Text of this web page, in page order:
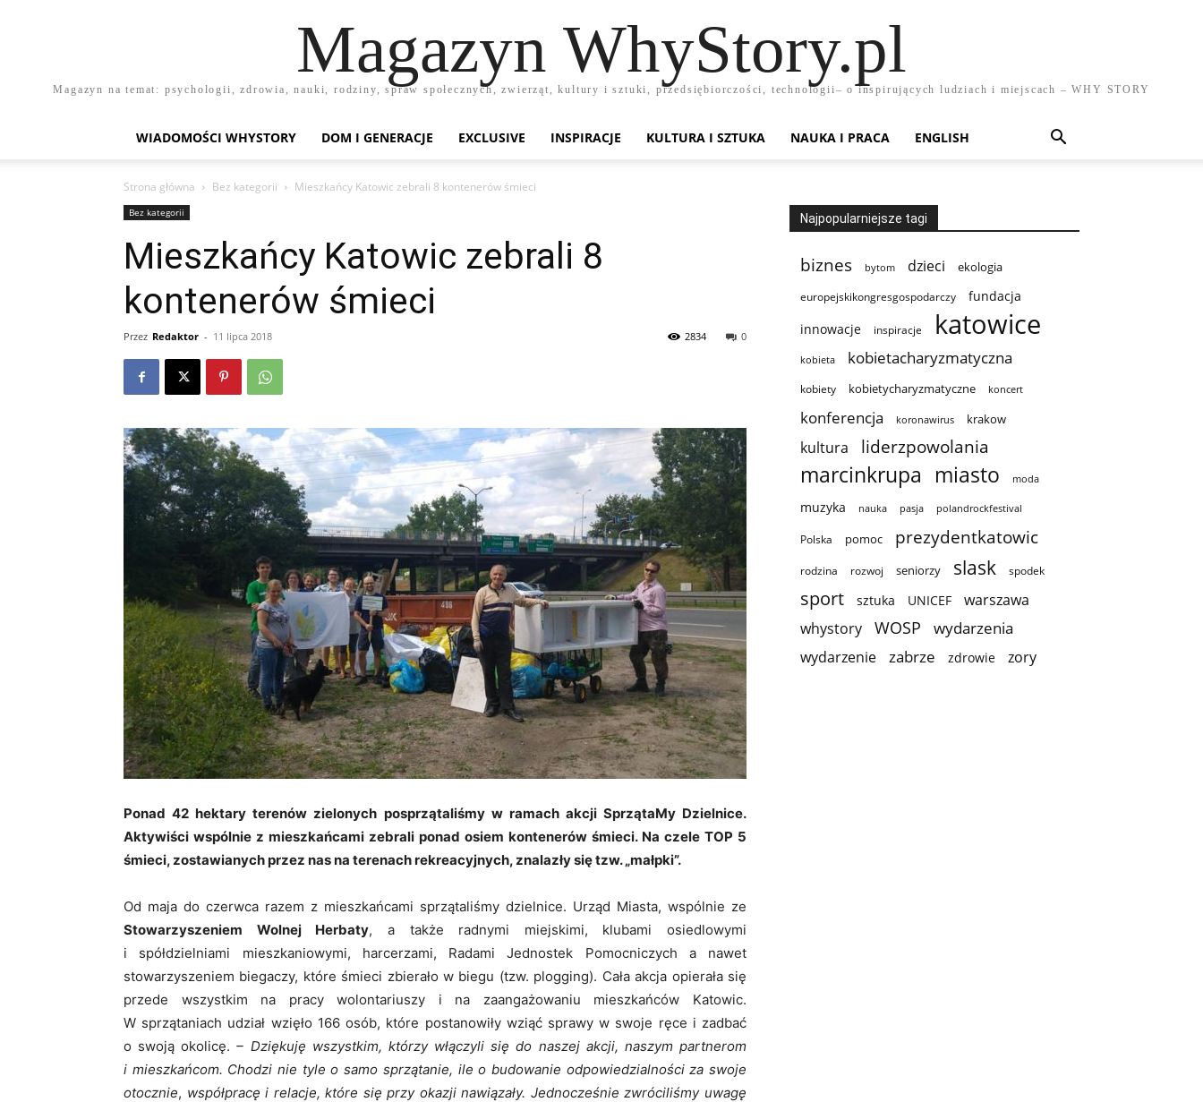
Magazyn WhyStory.pl
Magazyn na temat: psychologii, zdrowia, nauki, rodziny, spraw społecznych, zwierząt, kultury i sztuki, przedsiębiorczości, technologii– o inspirujących ludziach i miejscach – WHY STORY
WIADOMOŚCI WHYSTORY DOM I GENERACJE EXCLUSIVE INSPIRACJE KULTURA I SZTUKA NAUKA I PRACA ENGLISH
Strona główna Bez kategorii Mieszkańcy Katowic zebrali 8 kontenerów śmieci
Bez kategorii
Mieszkańcy Katowic zebrali 8
kontenerów śmieci
Przez Redaktor - 11 lipca 2018 0
2834
Ponad 42 hektary terenów zielonych posprzątaliśmy w ramach akcji SprzątaMy Dzielnice.
Aktywiści wspólnie z mieszkańcami zebrali ponad osiem kontenerów śmieci. Na czele TOP 5
śmieci, zostawianych przez nas na terenach rekreacyjnych, znalazły się tzw. „małpki”.
Od maja do czerwca razem z mieszkańcami sprzątaliśmy dzielnice. Urząd Miasta, wspólnie ze
Stowarzyszeniem Wolnej Herbaty, a także radnymi miejskimi, klubami osiedlowymi
i spółdzielniami mieszkaniowymi, harcerzami, Radami Jednostek Pomocniczych a nawet
stowarzyszeniem biegaczy, które śmieci zbierało w biegu (tzw. plogging). Cała akcja opierała się
przede wszystkim na pracy wolontariuszy i na zaangażowaniu mieszkańców Katowic.
W sprzątaniach udział wzięło 166 osób, które postanowiły wziąć sprawy w swoje ręce i zadbać
o swoją okolicę.– Dziękuję wszystkim, którzy włączyli się do naszej akcji, naszym partnerom
i mieszkańcom. Chodzi nie tyle o samo sprzątanie, ile o budowanie odpowiedzialności za swoje
otocznie, współpracę i relacje, które się przy okazji nawiązały. Jednocześnie zwróciliśmy uwagę
Najpopularniejsze tagi
biznes bytom dzieci ekologia
europejskikongresgospodarczy fundacja
innowacje inspiracje katowice
kobieta kobietacharyzmatyczna
kobiety kobietycharyzmatyczne koncert
konferencja koronawirus krakow
kultura liderzpowolania
marcinkrupa miasto moda
muzyka nauka pasja polandrockfestival
Polska pomoc prezydentkatowic
rodzina rozwoj seniorzy slask spodek
sport sztuka UNICEF
warszawa
whystory
WOSP
wydarzenia
wydarzenie
zabrze zdrowie zory